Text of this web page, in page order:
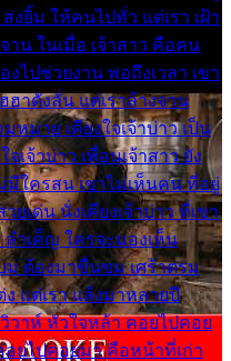
งยิ้ม ให้คนไปทั่ว แต่เรา เฝ้า
าน ในเมื่อ เจ้าสาว คือคน
ไปช่วยงาน พอถึงเวลา เขา
ฮาดังลั่น แต่เราล้างจาน
หมาย เคียงใจเจ้าบ่าว เป็น
เจ้าบ่าว เพื่อนเจ้าสาว ยัง
ใครสน เขาไม่เห็นคน ที่อยู่
ยเด่น นั่งเคียงเจ้าบ่าว ที่เขา
ลำเค็ญ ใครจะมองเห็น
ม ต้องมาขื่นขม เศร้าตรม
แต่เรา แล้งมาหลายปี
วาห์ หัวใจหล้า คอยไปคอย
ยไปคอยมา คือหน้าที่เก่า